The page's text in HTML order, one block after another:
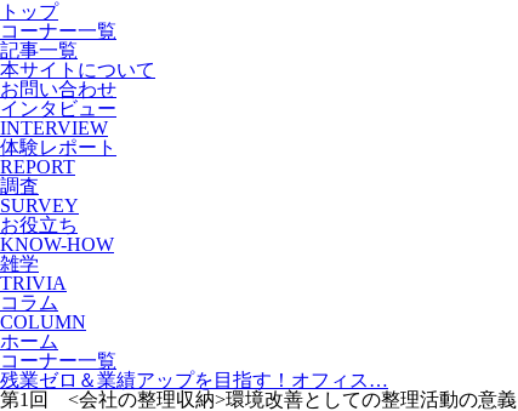
トップ
コーナー一覧
記事一覧
本サイトについて
お問い合わせ
インタビュー
INTERVIEW
体験レポート
REPORT
調査
SURVEY
お役立ち
KNOW-HOW
雑学
TRIVIA
コラム
COLUMN
ホーム
コーナー一覧
残業ゼロ＆業績アップを目指す！オフィス…
第1回 <会社の整理収納>環境改善としての整理活動の意義